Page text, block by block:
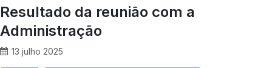
Resultado da reunião com a
Administração
13 julho 2025